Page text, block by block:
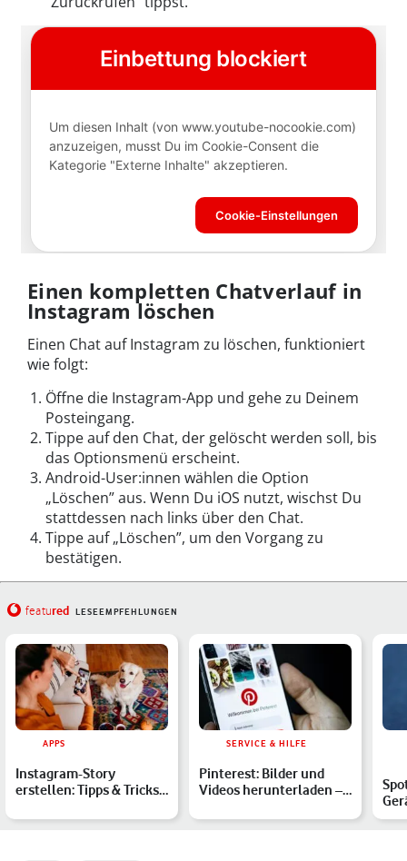
Einen kompletten Chatverlauf in
Instagram löschen
Einen Chat auf Instagram zu löschen, funktioniert
wie folgt:
Öffne die Instagram-App und gehe zu Deinem
Posteingang.
Tippe auf den Chat, der gelöscht werden soll, bis
das Optionsmenü erscheint.
Android-User:innen wählen die Option
„Löschen” aus. Wenn Du iOS nutzt, wischst Du
stattdessen nach links über den Chat.
Tippe auf „Löschen”, um den Vorgang zu
bestätigen.
featured LESEEMPFEHLUNGEN
APPS
Instagram-Story
erstellen: Tipps & Tricks
SERVICE & HILFE
Pinterest: Bilder und
Videos herunterladen –